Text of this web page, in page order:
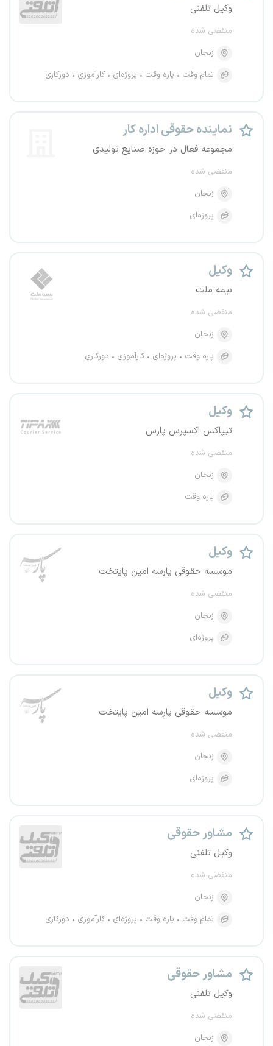
وکیل تلفنی
منقضی شده
زنجان
تمام وقت
پاره وقت پروژه‌ای کارآموزی دورکاری
نماینده حقوقی اداره کار
مجموعه فعال در حوزه صنایع تولیدی
منقضی شده
زنجان
پروژه‌ای
وکیل
بیمه ملت
منقضی شده
زنجان
پاره وقت
پروژه‌ای کارآموزی دورکاری
وکیل
تیپاکس اکسپرس پارس
منقضی شده
زنجان
پاره وقت
وکیل
موسسه حقوقی پارسه امین پایتخت
منقضی شده
زنجان
پروژه‌ای
وکیل
موسسه حقوقی پارسه امین پایتخت
منقضی شده
زنجان
پروژه‌ای
مشاور حقوقی
وکیل تلفنی
منقضی شده
زنجان
تمام وقت
پاره وقت پروژه‌ای کارآموزی دورکاری
مشاور حقوقی
وکیل تلفنی
منقضی شده
زنجان